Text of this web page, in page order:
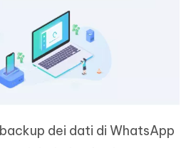
dei dati di WhatsApp